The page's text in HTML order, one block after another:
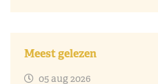
Meest gelezen
05 aug 2026